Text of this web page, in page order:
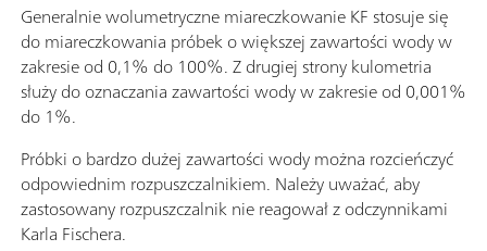
Generalnie wolumetryczne miareczkowanie KF stosuje się
do miareczkowania próbek o większej zawartości wody w
zakresie od 0,1% do 100%. Z drugiej strony kulometria
służy do oznaczania zawartości wody w zakresie od 0,001%
do 1%.
Próbki o bardzo dużej zawartości wody można rozcieńczyć
odpowiednim rozpuszczalnikiem. Należy uważać, aby
zastosowany rozpuszczalnik nie reagował z odczynnikami
Karla Fischera.